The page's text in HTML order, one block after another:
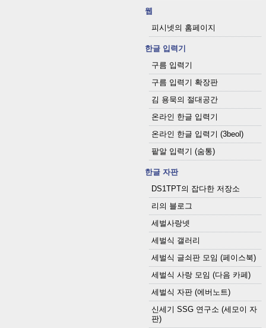
웹
피시넷의 홈페이지
한글 입력기
구름 입력기
구름 입력기 확장판
김 용묵의 절대공간
온라인 한글 입력기
온라인 한글 입력기 (3beol)
팥알 입력기 (숨통)
한글 자판
DS1TPT의 잡다한 저장소
리의 블로그
세벌사랑넷
세벌식 갤러리
세벌식 글쇠판 모임 (페이스북)
세벌식 사랑 모임 (다음 카페)
세벌식 자판 (에버노트)
신세기 SSG 연구소 (세모이 자
판)